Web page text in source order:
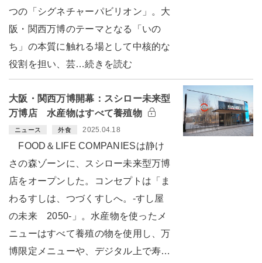
つの「シグネチャーパビリオン」。大
阪・関西万博のテーマとなる「いの
ち」の本質に触れる場として中核的な
役割を担い、芸…続きを読む
大阪・関西万博開幕：スシロー未来型
万博店 水産物はすべて養殖物
ニュース 外食 2025.04.18
FOOD＆LIFE COMPANIESは静け
さの森ゾーンに、スシロー未来型万博
店をオープンした。コンセプトは「ま
わるすしは、つづくすしへ。-すし屋
の未来 2050-」。水産物を使ったメ
ニューはすべて養殖の物を使用し、万
博限定メニューや、デジタル上で寿…